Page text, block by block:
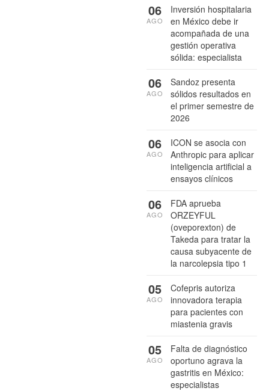
Inversión hospitalaria
en México debe ir
acompañada de una
gestión operativa
sólida: especialista
06
AGO
Sandoz presenta
sólidos resultados en
el primer semestre de
2026
06
AGO
ICON se asocia con
Anthropic para aplicar
inteligencia artificial a
ensayos clínicos
06
AGO
FDA aprueba
ORZEYFUL
(oveporexton) de
Takeda para tratar la
causa subyacente de
la narcolepsia tipo 1
06
AGO
Cofepris autoriza
innovadora terapia
para pacientes con
miastenia gravis
05
AGO
Falta de diagnóstico
oportuno agrava la
gastritis en México:
especialistas
05
AGO